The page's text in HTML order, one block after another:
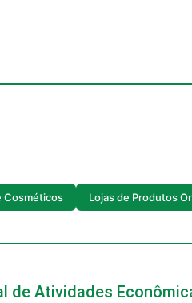
Cosméticos Lojas de Produtos
de Atividades